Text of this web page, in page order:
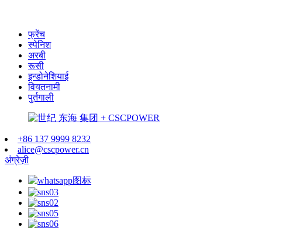
फ्रेंच
स्पेनिश
अरबी
रूसी
इन्डोनेशियाई
वियतनामी
पुर्तगाली
+86 137 9999 8232
alice@cscpower.cn
अंग्रेज़ी